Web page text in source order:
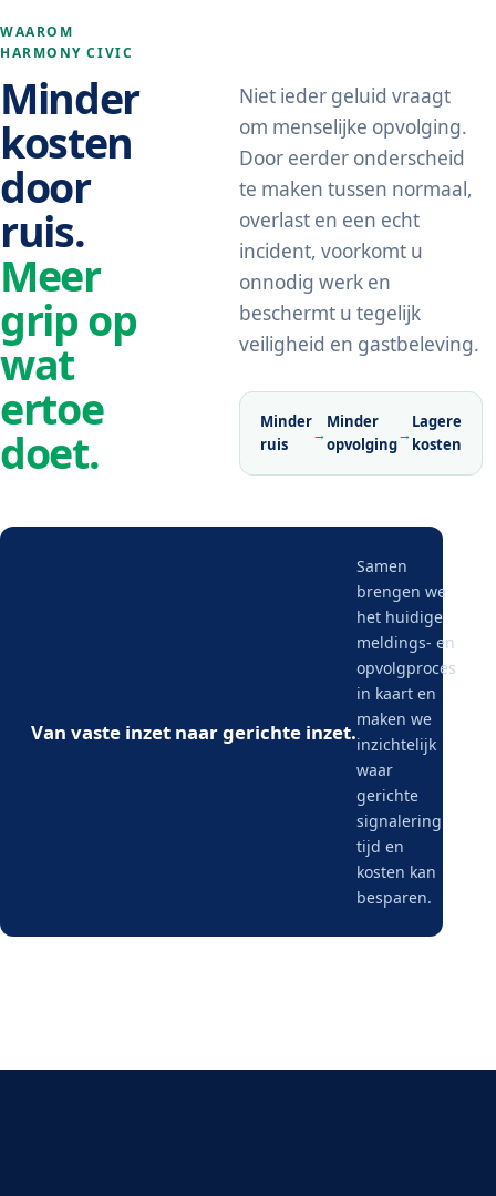
WAAROM
HARMONY CIVIC
Minder
kosten
door
ruis.
Meer
grip op
wat
ertoe
doet.
Niet ieder geluid vraagt
om menselijke opvolging.
Door eerder onderscheid
te maken tussen normaal,
overlast en een echt
incident, voorkomt u
onnodig werk en
beschermt u tegelijk
veiligheid en gastbeleving.
Minder
ruis
→
Minder
opvolging
→
Lagere
kosten
Van vaste inzet naar gerichte inzet.
Samen
brengen we
het huidige
meldings- en
opvolgproces
in kaart en
maken we
inzichtelijk
waar
gerichte
signalering
tijd en
kosten kan
besparen.